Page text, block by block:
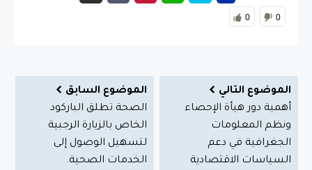
0 0
الموضوع التالي
أهمية دور هيأة الإحصاء
ونظم المعلومات
الجغرافية في دعم
السياسات الاقتصادية
الموضوع السابق
الصحة تطلق الباركود
الخاص بالزيارة الرجبية
لتسهيل الوصول إلى
الخدمات الصحية.